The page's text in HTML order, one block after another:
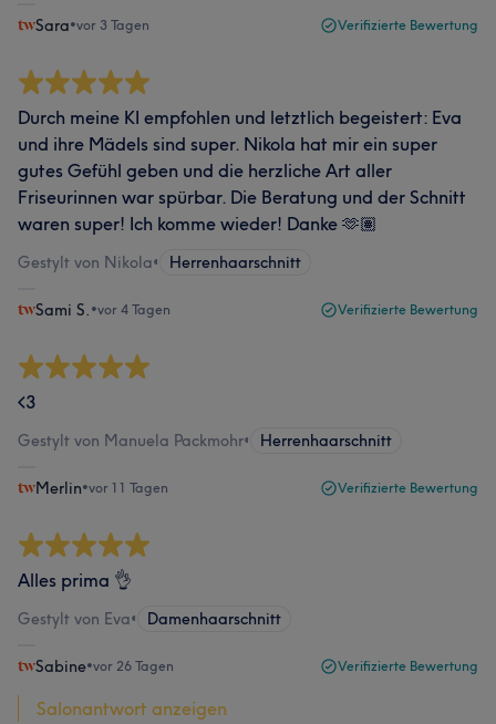
Sara•vor 3 Tagen Verifizierte Bewertung
Durch meine KI empfohlen und letztlich begeistert: Eva
und ihre Mädels sind super. Nikola hat mir ein super
gutes Gefühl geben und die herzliche Art aller
Friseurinnen war spürbar. Die Beratung und der Schnitt
waren super! Ich komme wieder! Danke 🫶🏽
Gestylt von Nikola• Herrenhaarschnitt
Sami S. •vor 4 Tagen Verifizierte Bewertung
<3
Gestylt von Manuela Packmohr• Herrenhaarschnitt
Merlin•vor 11 Tagen Verifizierte Bewertung
Alles prima 👌
Gestylt von Eva• Damenhaarschnitt
Sabine•vor 26 Tagen Verifizierte Bewertung
Salonantwort anzeigen